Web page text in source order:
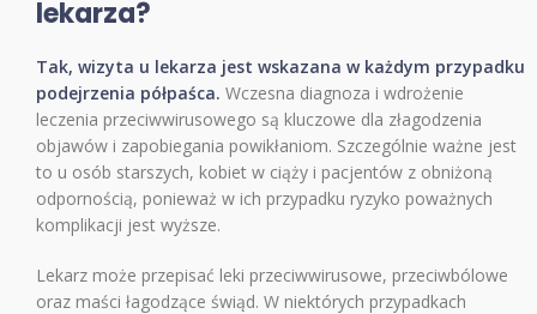
lekarza?
Tak, wizyta u lekarza jest wskazana w każdym przypadku
podejrzenia półpaśca. Wczesna diagnoza i wdrożenie
leczenia przeciwwirusowego są kluczowe dla złagodzenia
objawów i zapobiegania powikłaniom. Szczególnie ważne jest
to u osób starszych, kobiet w ciąży i pacjentów z obniżoną
odpornością, ponieważ w ich przypadku ryzyko poważnych
komplikacji jest wyższe.
Lekarz może przepisać leki przeciwwirusowe, przeciwbólowe
oraz maści łagodzące świąd. W niektórych przypadkach